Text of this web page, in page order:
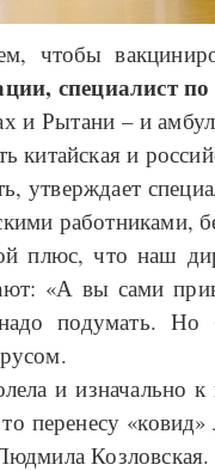
чтобы
специалист
и Рытани – и
китайская и
утверждает
работниками,
плюс, что наш
«А вы сами
подумать. Но
и изначально к
перенесу
Козловская.